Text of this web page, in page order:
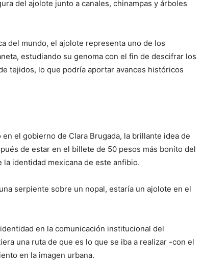
del ajolote junto a canales, chinampas y árboles
del mundo, el ajolote representa uno de los
estudiando su genoma con el fin de descifrar los
tejidos, lo que podría aportar avances históricos
el gobierno de Clara Brugada, la brillante idea de
de estar en el billete de 50 pesos más bonito del
la identidad mexicana de este anfibio.
serpiente sobre un nopal, estaría un ajolote en el
en la comunicación institucional del
una ruta de que es lo que se iba a realizar -con el
en la imagen urbana.